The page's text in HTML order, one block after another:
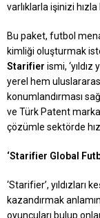
varlıklarla işinizi
Bu paket, futbol
kimliği oluşturmak
Starifier ismi, ‘yıldız
yerel hem
konumlandırması
ve Türk Patent
çözümle sektörde
‘Starifier Global
‘Starifier’,
kazandırmak
oyuncuları bulup